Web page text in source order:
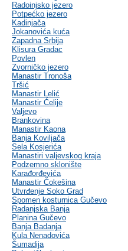
Radoinjsko jezero
Potpećko jezero
Kadinjača
Jokanovića kuća
Zapadna Srbija
Klisura Gradac
Povlen
Zvorničko jezero
Manastir Tronoša
Tršić
Manastir Lelić
Manastir Ćelije
Valjevo
Brankovina
Manastir Kaona
Banja Koviljača
Sela Kosjerića
Manastiri valjevskog kraja
Podzemno sklonište
Karađorđevića
Manastir Čokešina
Utvrđenje Soko Grad
Spomen kosturnica Gučevo
Radanjska Banja
Planina Gučevo
Banja Badanja
Kula Nenadovića
Šumadija